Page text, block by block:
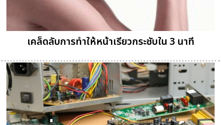
เคล็ดลับการทำให้หน้าเรียวกระชับใน 3 นาที